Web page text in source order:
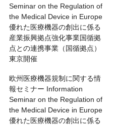
Seminar on the Regulation of
the Medical Device in Europe
優れた医療機器の創出に係る
産業振興拠点強化事業国循拠
点との連携事業（国循拠点）
東京開催
欧州医療機器規制に関する情
報セミナー Information
Seminar on the Regulation of
the Medical Device in Europe
優れた医療機器の創出に係る